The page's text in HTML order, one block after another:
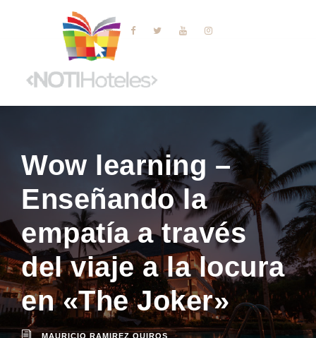
Wow learning –
Enseñando la
empatía a través
del viaje a la locura
en «The Joker»
MAURICIO RAMIREZ QUIROS